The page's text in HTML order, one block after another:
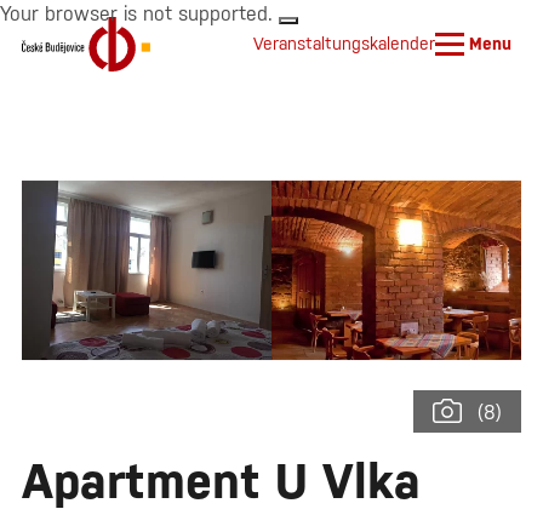
Your browser is not supported.
Veranstaltungskalender Menu
(8)
Apartment U Vlka